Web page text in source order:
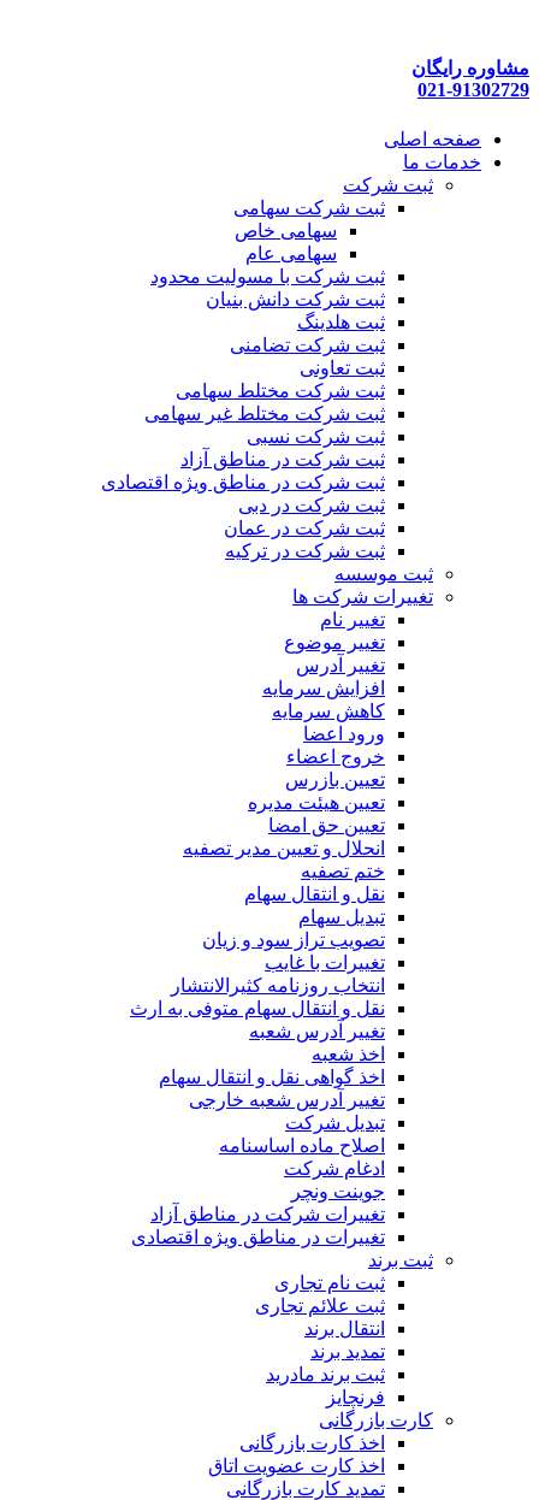
محتوا
مشاوره رایگان
021-91302729
صفحه اصلی
خدمات ما
ثبت شرکت
ثبت شرکت سهامی
سهامی خاص
سهامی عام
ثبت شرکت با مسولیت محدود
ثبت شرکت دانش بنیان
ثبت هلدینگ
ثبت شرکت تضامنی
ثبت تعاونی
ثبت شرکت مختلط سهامی
ثبت شرکت مختلط غیر سهامی
ثبت شرکت نسبی
ثبت شرکت در مناطق آزاد
ثبت شرکت در مناطق ویژه اقتصادی
ثبت شرکت در دبی
ثبت شرکت در عمان
ثبت شرکت در ترکیه
ثبت موسسه
تغییرات شرکت ها
تغییر نام
تغییر موضوع
تغییر آدرس
افزایش سرمایه
کاهش سرمایه
ورود اعضا
خروج اعضاء
تعیین بازرس
تعیین هیئت مدیره
تعیین حق امضا
انحلال و تعیین مدیر تصفیه
ختم تصفیه
نقل و انتقال سهام
تبدیل سهام
تصویب تراز سود و زیان
تغییرات با غایب
انتخاب روزنامه کثیرالانتشار
نقل و انتقال سهام متوفی به ارث
تغییر آدرس شعبه
اخذ شعبه
اخذ گواهی نقل و انتقال سهام
تغییر آدرس شعبه خارجی
تبدیل شرکت
اصلاح ماده اساسنامه
ادغام شرکت
جوینت ونچر
تغییرات شرکت در مناطق آزاد
تغییرات در مناطق ویژه اقتصادی
ثبت برند
ثبت نام تجاری
ثبت علائم تجاری
انتقال برند
تمدید برند
ثبت برند مادرید
فرنچایز
کارت بازرگانی
اخذ کارت بازرگانی
اخذ کارت عضویت اتاق
تمدید کارت بازرگانی